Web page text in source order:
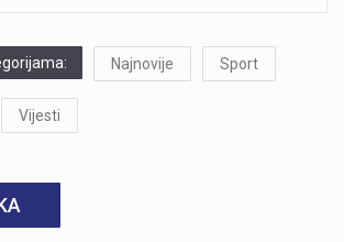
Najnovije Sport
Vijesti